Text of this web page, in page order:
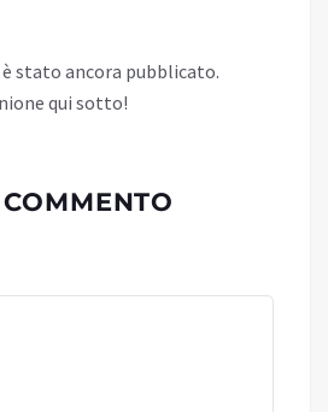
stato ancora pubblicato.
qui sotto!